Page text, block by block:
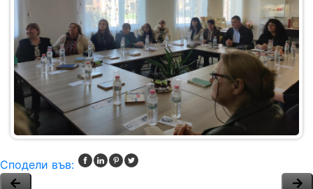
Сподели във: